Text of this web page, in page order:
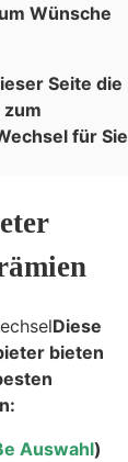
Wünsche
Seite die
zum
für Sie
Diese
bieten
Auswahl)